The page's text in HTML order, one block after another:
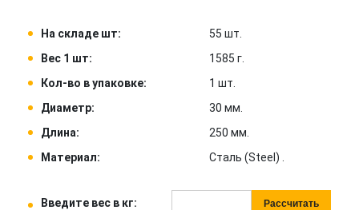
На складе шт:
55 шт.
Вес 1 шт:
1585 г.
Кол-во в упаковке:
1 шт.
Диаметр:
30 мм.
Длина:
250 мм.
Материал:
Сталь (Steel) .
Введите вес в кг: Рассчитать